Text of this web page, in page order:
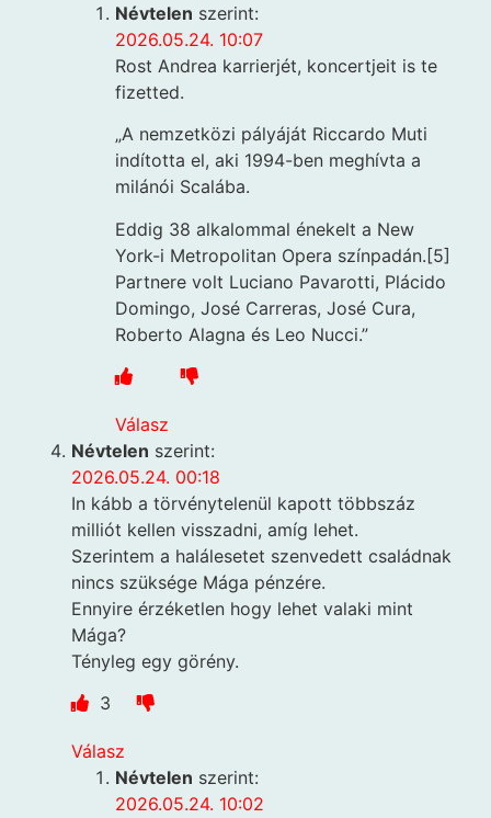
Névtelen szerint:
2026.05.24. 10:07
Rost Andrea karrierjét, koncertjeit is te
fizetted.
„A nemzetközi pályáját Riccardo Muti
indította el, aki 1994-ben meghívta a
milánói Scalába.
Eddig 38 alkalommal énekelt a New
York-i Metropolitan Opera színpadán.[5]
Partnere volt Luciano Pavarotti, Plácido
Domingo, José Carreras, José Cura,
Roberto Alagna és Leo Nucci.”
Válasz
Névtelen szerint:
2026.05.24. 00:18
In kább a törvénytelenül kapott többszáz
milliót kellen visszadni, amíg lehet.
Szerintem a halálesetet szenvedett családnak
nincs szüksége Mága pénzére.
Ennyire érzéketlen hogy lehet valaki mint
Mága?
Tényleg egy görény.
3
Válasz
Névtelen szerint:
2026.05.24. 10:02